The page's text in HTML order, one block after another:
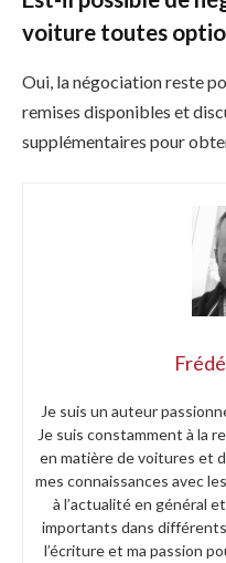
voiture toutes
Oui, la négociation reste
remises disponibles et
supplémentaires pour
Je suis un auteur
Je suis constamment à la
en matière de voitures et
mes connaissances avec
à l’actualité en général
importants dans
l’écriture et ma passion